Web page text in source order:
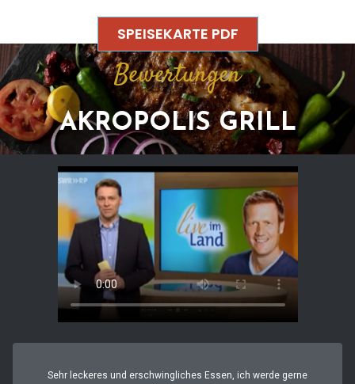
SPEISEKARTE PDF
Bewertungen
AKROPOLIS GRILL
Sehr leckeres und erschwingliches Essen, ich werde gerne